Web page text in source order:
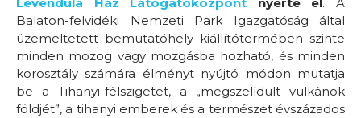
Levendula Ház Látogatóközpont nyerte el . A
Balaton-felvidéki Nemzeti Park Igazgatóság által
üzemeltetett bemutatóhely kiállítótermében szinte
minden mozog vagy mozgásba hozható, és minden
korosztály számára élményt nyújtó módon mutatja
be a Tihanyi-félszigetet, a „megszelídült vulkánok
földjét”, a tihanyi emberek és a természet évszázados